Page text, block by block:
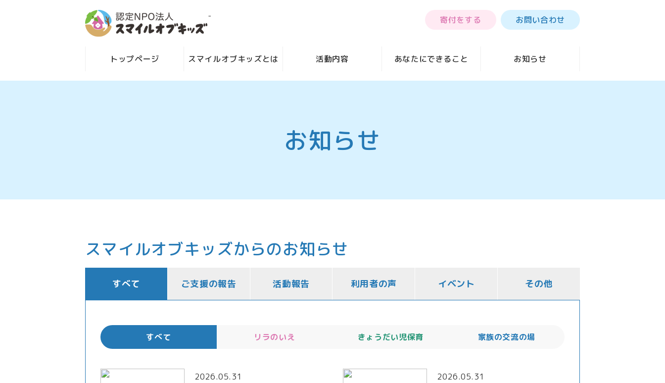
- 寄付をする お問い合わせ
トップページ スマイルオブキッズとは 活動内容 あなたにできること お知らせ
お知らせ
スマイルオブキッズからのお知らせ
すべて ご支援の報告 活動報告 利用者の声 イベント その他
すべて リラのいえ きょうだい児保育 家族の交流の場
2026.05.31
2026.05.31